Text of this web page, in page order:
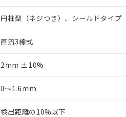
円柱型（ネジつき）、シールドタイプ
直流3線式
2mm ±10%
0～1.6mm
検出距離の10%以下